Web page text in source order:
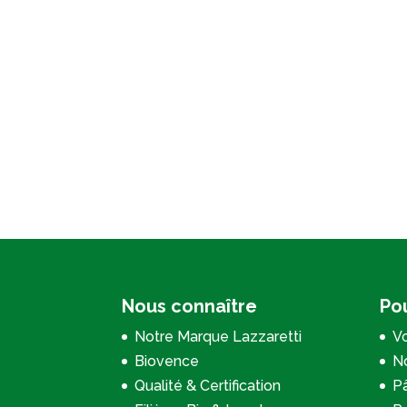
Nous connaître
Notre Marque Lazzaretti
Biovence
Qualité & Certification